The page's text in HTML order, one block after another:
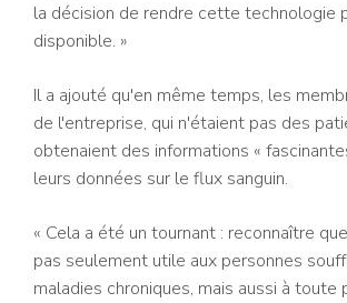
la décision de rendre cette technologie
disponible. »
Il a ajouté qu'en même temps, les
de l'entreprise, qui n'étaient pas des
obtenaient des informations «
leurs données sur le flux sanguin.
« Cela a été un tournant : reconnaître
pas seulement utile aux personnes
maladies chroniques, mais aussi à toute